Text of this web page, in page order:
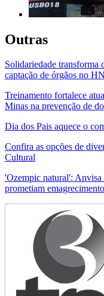
Outras
Solidariedade transforma
captação de órgãos no
Treinamento fortalece
Minas na prevenção de
Dia dos Pais aquece o
Confira as opções de
Cultural
'Ozempic natural': Anvisa
prometiam emagrecimento